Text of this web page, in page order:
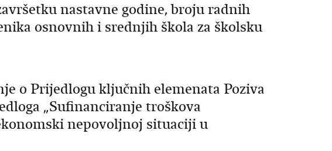
nastavne godine, broju radnih
osnovnih i srednjih škola za školsku
o Prijedlogu ključnih elemenata Poziva
„Sufinanciranje troškova
nepovoljnoj situaciji u